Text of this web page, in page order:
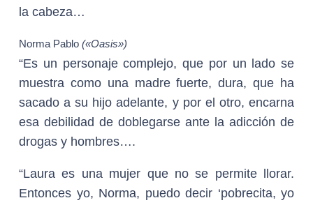
la cabeza…
Norma Pablo («Oasis»)
“Es un personaje complejo, que por un lado se
muestra como una madre fuerte, dura, que ha
sacado a su hijo adelante, y por el otro, encarna
esa debilidad de doblegarse ante la adicción de
drogas y hombres….
“Laura es una mujer que no se permite llorar.
Entonces yo, Norma, puedo decir ‘pobrecita, yo